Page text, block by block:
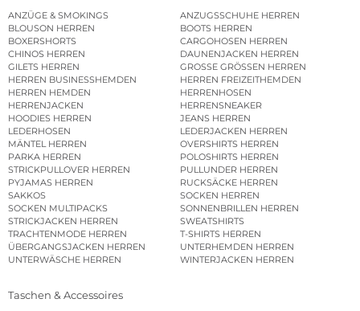
ANZÜGE & SMOKINGS
ANZUGSSCHUHE HERREN
BLOUSON HERREN
BOOTS HERREN
BOXERSHORTS
CARGOHOSEN HERREN
CHINOS HERREN
DAUNENJACKEN HERREN
GILETS HERREN
GROSSE GRÖSSEN HERREN
HERREN BUSINESSHEMDEN
HERREN FREIZEITHEMDEN
HERREN HEMDEN
HERRENHOSEN
HERRENJACKEN
HERRENSNEAKER
HOODIES HERREN
JEANS HERREN
LEDERHOSEN
LEDERJACKEN HERREN
MÄNTEL HERREN
OVERSHIRTS HERREN
PARKA HERREN
POLOSHIRTS HERREN
STRICKPULLOVER HERREN
PULLUNDER HERREN
PYJAMAS HERREN
RUCKSÄCKE HERREN
SAKKOS
SOCKEN HERREN
SOCKEN MULTIPACKS
SONNENBRILLEN HERREN
STRICKJACKEN HERREN
SWEATSHIRTS
TRACHTENMODE HERREN
T-SHIRTS HERREN
ÜBERGANGSJACKEN HERREN
UNTERHEMDEN HERREN
UNTERWÄSCHE HERREN
WINTERJACKEN HERREN
Taschen & Accessoires